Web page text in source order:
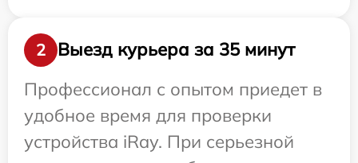
2
Выезд курьера за 35 минут
Профессионал с опытом приедет в
удобное время для проверки
устройства iRay. При серьезной